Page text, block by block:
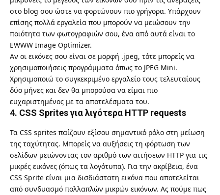
στο blog σου ώστε να φορτώνουν πιο γρήγορα. Υπάρχουν
επίσης πολλά εργαλεία που μπορούν να μειώσουν την
ποιότητα των φωτογραφιών σου, ένα από αυτά είναι το
EWWW Image Optimizer.
Αν οι εικόνες σου είναι σε μορφή .jpeg, τότε μπορείς να
χρησιμοποιήσεις προγράμματα όπως το JPEG Mini.
Χρησιμοποιώ το συγκεκριμένο εργαλείο τους τελευταίους
δύο μήνες και δεν θα μπορούσα να είμαι πιο
ευχαριστημένος με τα αποτελέσματα του.
4. CSS Sprites για λιγότερα HTTP requests
Τα CSS sprites παίζουν εξίσου σημαντικό ρόλο στη μείωση
της ταχύτητας. Μπορείς να αυξήσεις τη φόρτωση των
σελίδων μειώνοντας τον αριθμό των αιτήσεων HTTP για τις
μικρές εικόνες (όπως τα λογότυπα). Για την ακρίβεια, ένα
CSS Sprite είναι μια δισδιάστατη εικόνα που αποτελείται
από συνδυασμό πολλαπλών μικρών εικόνων. Ας πούμε πως